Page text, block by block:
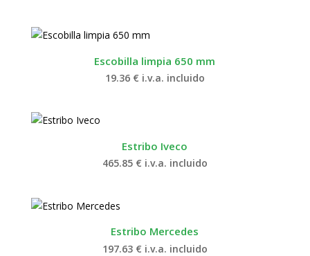
Escobilla limpia 650 mm
19.36 € i.v.a. incluido
Estribo Iveco
465.85 € i.v.a. incluido
Estribo Mercedes
197.63 € i.v.a. incluido